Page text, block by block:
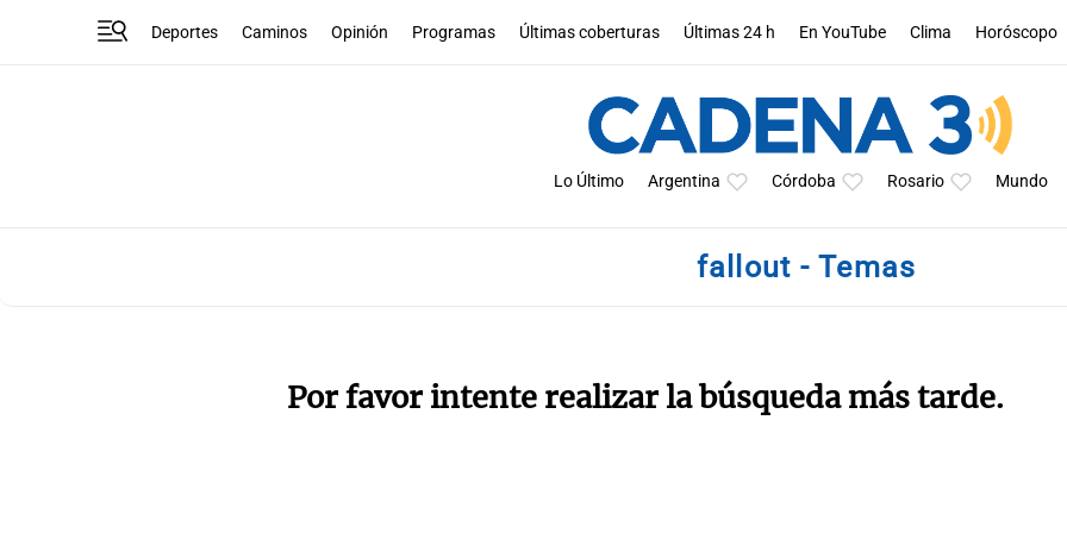
Deportes Caminos Opinión Programas Últimas coberturas Últimas 24 h En YouTube Clima Horóscopo
Lo Último Argentina Córdoba Rosario Mundo
fallout - Temas
Por favor intente realizar la búsqueda más tarde.